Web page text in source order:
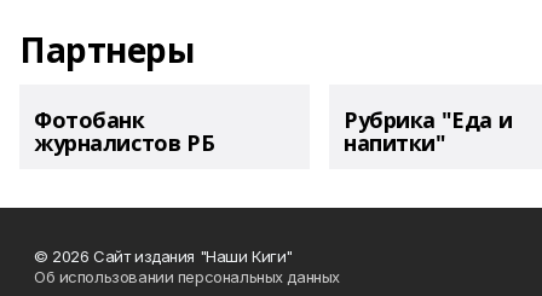
Партнеры
Фотобанк
журналистов РБ
Рубрика "Еда и
напитки"
© 2026 Сайт издания "Наши Киги"
Об использовании персональных данных